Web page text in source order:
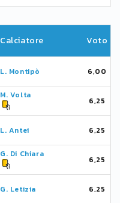
Calciatore Voto
L. Montipò 6,00
M. Volta
6,25
L. Antei 6,25
G. Di Chiara
6,25
G. Letizia 6,25